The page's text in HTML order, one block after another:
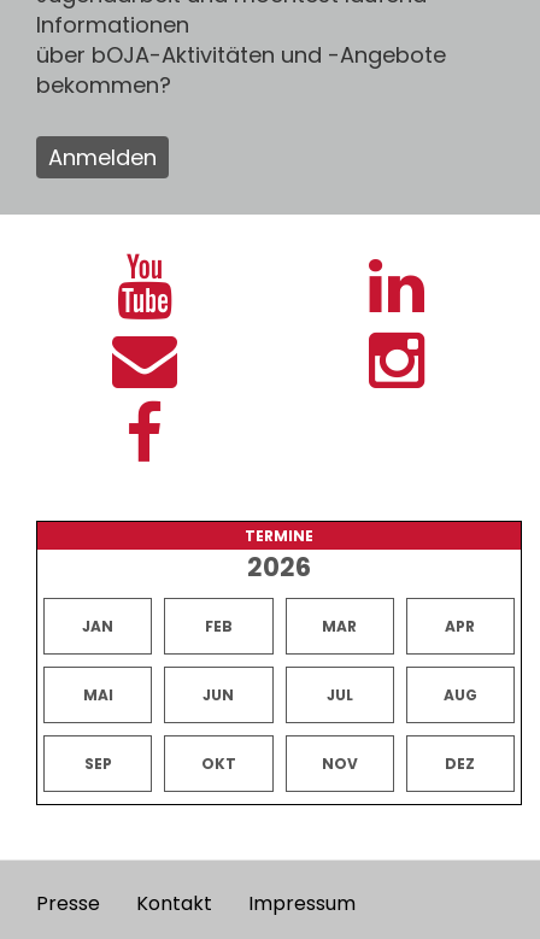
Informationen
über bOJA-Aktivitäten und -Angebote
bekommen?
Anmelden
TERMINE
2026
JAN FEB MAR APR
MAI JUN JUL AUG
SEP OKT NOV DEZ
Footer
Presse Kontakt Impressum